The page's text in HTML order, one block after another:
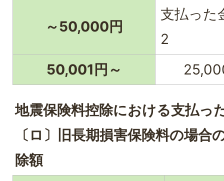
～50,000円
支払った
2
50,001円～
地震保険料控除における支払っ
〔ロ〕旧長期損害保険料の場合
除額